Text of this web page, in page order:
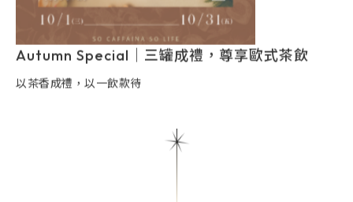
Autumn Special｜三罐成禮，尊享歐式茶飲
以茶香成禮，以一飲款待